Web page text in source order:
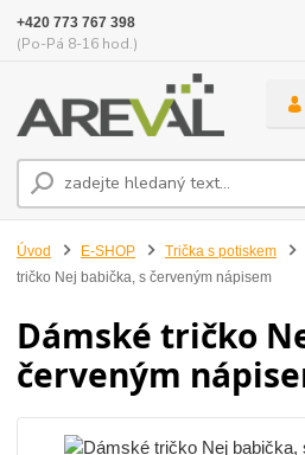
+420 773 767 398
(Po-Pá 8-16 hod.)
Úvod E-SHOP Trička s potiskem
tričko Nej babička, s červeným nápisem
Dámské tričko
červeným